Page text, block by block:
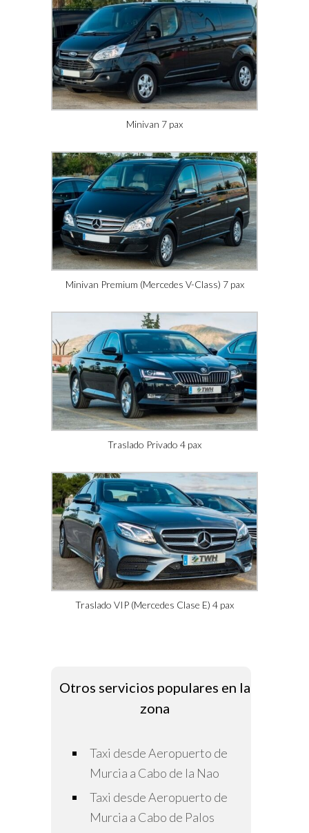
Minivan 7 pax
Minivan Premium (Mercedes V-Class) 7 pax
Traslado Privado 4 pax
Traslado VIP (Mercedes Clase E) 4 pax
Otros servicios populares en la
zona
Taxi desde Aeropuerto de
Murcia a Cabo de la Nao
Taxi desde Aeropuerto de
Murcia a Cabo de Palos